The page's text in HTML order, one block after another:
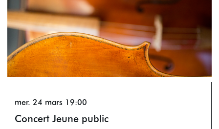
Concert Jeune public
mer. 24 mars 19:00